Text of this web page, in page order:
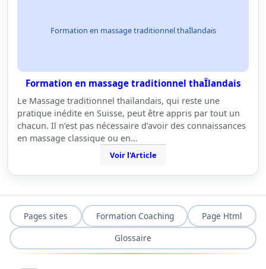
Formation en massage traditionnel thaÏlandais
Formation en massage traditionnel thaÏlandais
Le Massage traditionnel thaïlandais, qui reste une
pratique inédite en Suisse, peut être appris par tout un
chacun. Il n’est pas nécessaire d’avoir des connaissances
en massage classique ou en…
Voir l'Article
Pages sites Formation Coaching
Page Html
Glossaire